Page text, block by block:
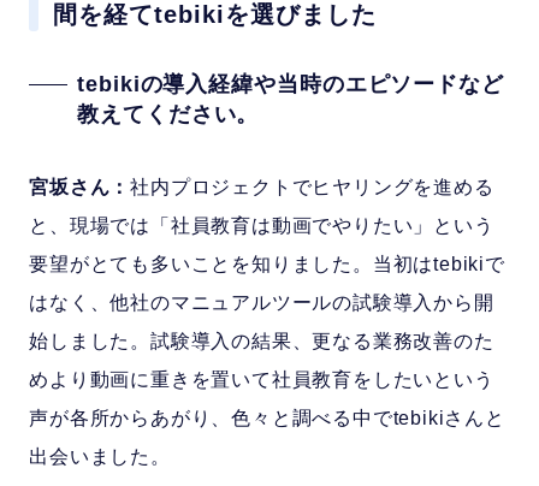
間を経てtebikiを選びました
tebikiの導入経緯や当時のエピソードなど
教えてください。
宮坂さん：社内プロジェクトでヒヤリングを進める
と、現場では「社員教育は動画でやりたい」という
要望がとても多いことを知りました。当初はtebikiで
はなく、他社のマニュアルツールの試験導入から開
始しました。試験導入の結果、更なる業務改善のた
めより動画に重きを置いて社員教育をしたいという
声が各所からあがり、色々と調べる中でtebikiさんと
出会いました。